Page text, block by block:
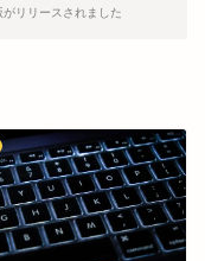
リリースされました